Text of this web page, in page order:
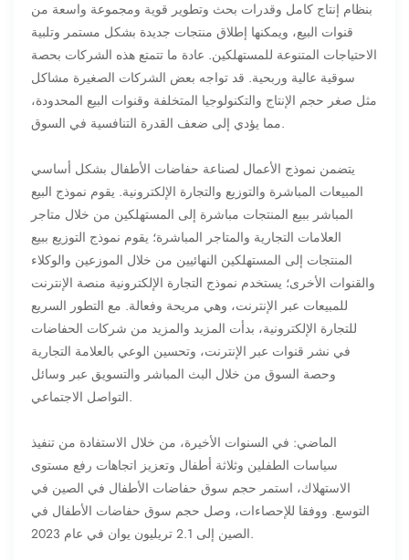
بنظام إنتاج كامل وقدرات بحث وتطوير قوية ومجموعة واسعة من
قنوات البيع، ويمكنها إطلاق منتجات جديدة بشكل مستمر وتلبية
الاحتياجات المتنوعة للمستهلكين. عادة ما تتمتع هذه الشركات بحصة
سوقية عالية وربحية. قد تواجه بعض الشركات الصغيرة مشاكل
مثل صغر حجم الإنتاج والتكنولوجيا المتخلفة وقنوات البيع المحدودة،
مما يؤدي إلى ضعف القدرة التنافسية في السوق.
يتضمن نموذج الأعمال لصناعة حفاضات الأطفال بشكل أساسي
المبيعات المباشرة والتوزيع والتجارة الإلكترونية. يقوم نموذج البيع
المباشر ببيع المنتجات مباشرة إلى المستهلكين من خلال متاجر
العلامات التجارية والمتاجر المباشرة؛ يقوم نموذج التوزيع ببيع
المنتجات إلى المستهلكين النهائيين من خلال الموزعين والوكلاء
والقنوات الأخرى؛ يستخدم نموذج التجارة الإلكترونية منصة الإنترنت
للمبيعات عبر الإنترنت، وهي مريحة وفعالة. مع التطور السريع
للتجارة الإلكترونية، بدأت المزيد والمزيد من شركات الحفاضات
في نشر قنوات عبر الإنترنت، وتحسين الوعي بالعلامة التجارية
وحصة السوق من خلال البث المباشر والتسويق عبر وسائل
التواصل الاجتماعي.
الماضي: في السنوات الأخيرة، من خلال الاستفادة من تنفيذ
سياسات الطفلين وثلاثة أطفال وتعزيز اتجاهات رفع مستوى
الاستهلاك، استمر حجم سوق حفاضات الأطفال في الصين في
التوسع. ووفقا للإحصاءات، وصل حجم سوق حفاضات الأطفال في
الصين إلى 2.1 تريليون يوان في عام 2023.